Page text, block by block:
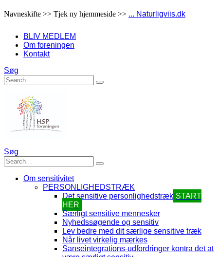
Navneskifte >> Tjek ny hjemmeside >> ... Naturligviis.dk
BLIV MEDLEM
Om foreningen
Kontakt
Søg
Søg
Om sensitivitet
PERSONLIGHEDSTRÆK
Det sensitive personlighedstræk START
HER
Særligt sensitive mennesker
Nyhedssøgende og sensitiv
Lev bedre med dit særlige sensitive træk
Når livet virkelig mærkes
Sanseintegrations-udfordringer kontra det at